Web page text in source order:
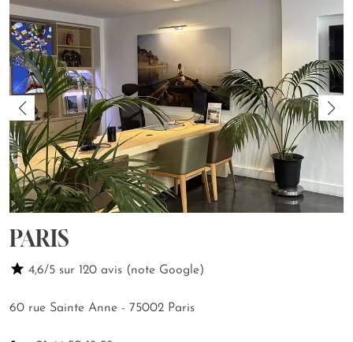
PARIS
4,6/5 sur 120 avis (note Google)
60 rue Sainte Anne - 75002 Paris